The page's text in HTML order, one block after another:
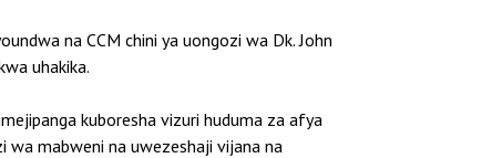
na CCM chini ya uongozi wa Dk. John
uhakika.
kuboresha vizuri huduma za afya
mabweni na uwezeshaji vijana na